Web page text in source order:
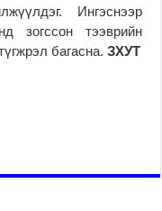
Ингэснээр
зогссон тээврийн
багасна.ЗХУТ